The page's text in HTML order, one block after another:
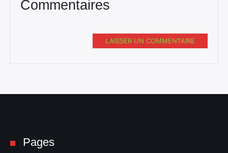
Commentaires
LAISSER UN COMMENTAIRE
Pages